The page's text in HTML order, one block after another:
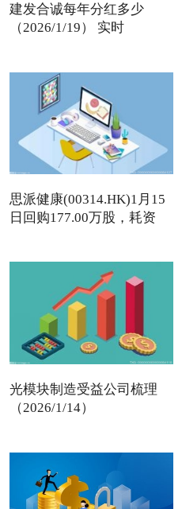
建发合诚每年分红多少
（2026/1/19） 实时
思派健康(00314.HK)1月15
日回购177.00万股，耗资
光模块制造受益公司梳理
（2026/1/14）